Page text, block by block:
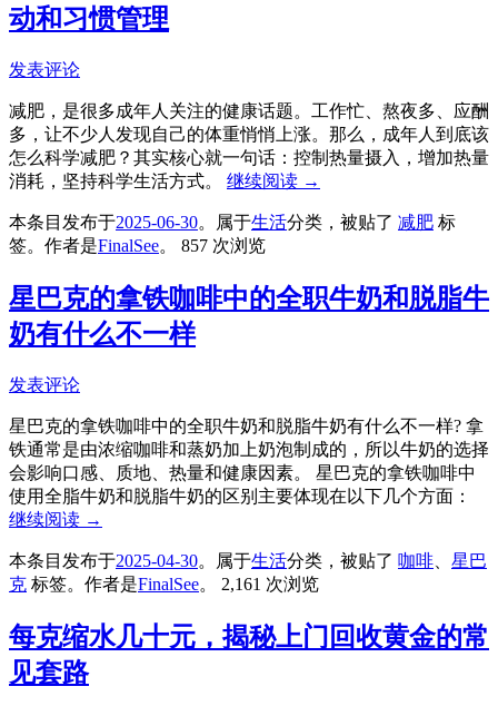
动和习惯管理
发表评论
减肥，是很多成年人关注的健康话题。工作忙、熬夜多、应酬
多，让不少人发现自己的体重悄悄上涨。那么，成年人到底该
怎么科学减肥？其实核心就一句话：控制热量摄入，增加热量
消耗，坚持科学生活方式。 继续阅读 →
本条目发布于2025-06-30。属于生活分类，被贴了 减肥 标
签。 作者是FinalSee。 857 次浏览
星巴克的拿铁咖啡中的全职牛奶和脱脂牛
奶有什么不一样
发表评论
星巴克的拿铁咖啡中的全职牛奶和脱脂牛奶有什么不一样? 拿
铁通常是由浓缩咖啡和蒸奶加上奶泡制成的，所以牛奶的选择
会影响口感、质地、热量和健康因素。 星巴克的拿铁咖啡中
使用全脂牛奶和脱脂牛奶的区别主要体现在以下几个方面：
继续阅读 →
本条目发布于2025-04-30。属于生活分类，被贴了 咖啡
星巴
克 标签。 作者是FinalSee。 2,161 次浏览
每克缩水几十元，揭秘上门回收黄金的常
见套路